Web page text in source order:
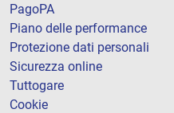
PagoPA
Piano delle performance
Protezione dati personali
Sicurezza online
Tuttogare
Cookie